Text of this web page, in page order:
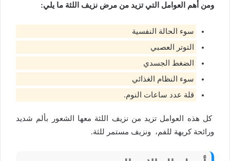
ومن أهم العوامل التي تزيد من مرض نزيف اللثة ما يلي:
سوء الحالة النفسية
التوتر العصبي
الضغط الجسدي
سوء النظام الغذائي
قلة عدد ساعات النوم.
كل هذه العوامل تزيد من نزيف اللثة معها الشعور بألم شديد
ورائحة كريهة للفم، ونزيف مستمر للثة.